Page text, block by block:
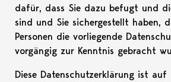
dafür, dass Sie dazu befugt und
sind und Sie sichergestellt haben,
Personen die vorliegende
vorgängig zur Kenntnis gebracht
Diese Datenschutzerklärung ist auf